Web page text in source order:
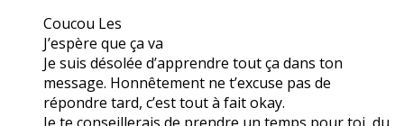
Coucou Les
J’espère que ça va
Je suis désolée d’apprendre tout ça dans ton
message. Honnêtement ne t’excuse pas de
répondre tard, c’est tout à fait okay.